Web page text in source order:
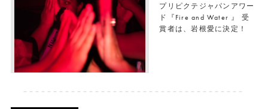
プリピクテジャパンアワー
ド『Fire and Water 』 受
賞者は、岩根愛に決定！